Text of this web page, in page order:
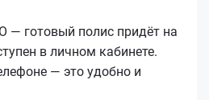
— готовый полис придёт на
в личном кабинете.
— это удобно и